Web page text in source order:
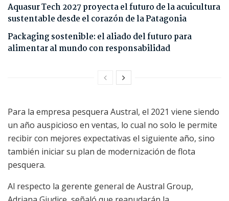
Aquasur Tech 2027 proyecta el futuro de la acuicultura
sustentable desde el corazón de la Patagonia
Packaging sostenible: el aliado del futuro para
alimentar al mundo con responsabilidad
Para la empresa pesquera Austral, el 2021 viene siendo
un año auspicioso en ventas, lo cual no solo le permite
recibir con mejores expectativas el siguiente año, sino
también iniciar su plan de modernización de flota
pesquera.
Al respecto la gerente general de Austral Group,